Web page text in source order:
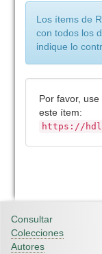
Los ítems de
con todos los
indique lo
Por favor,
este ítem:
https://
Consultar
Colecciones
Autores